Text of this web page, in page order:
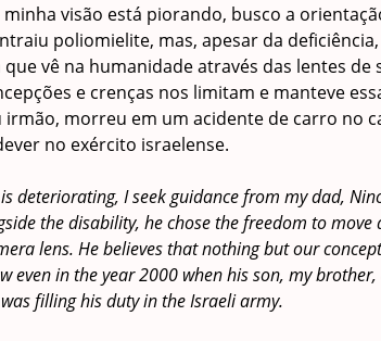
visão está piorando, busco a
poliomielite, mas, apesar da
vê na humanidade através das lentes de
e crenças nos limitam e manteve
irmão, morreu em um acidente de carro no
no exército israelense.
deteriorating, I seek guidance from my dad,
the disability, he chose the freedom to
lens. He believes that nothing but our
even in the year 2000 when his son, my
filling his duty in the Israeli army.